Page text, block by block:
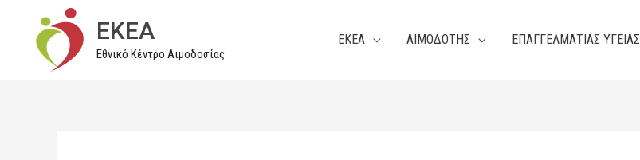
περιεχόμενο
EKEA
Εθνικό Κέντρο Αιμοδοσίας
ΕΚΕΑ ΑΙΜΟΔΟΤΗΣ ΕΠΑΓΓΕΛΜΑΤΙΑΣ ΥΓΕΙΑΣ